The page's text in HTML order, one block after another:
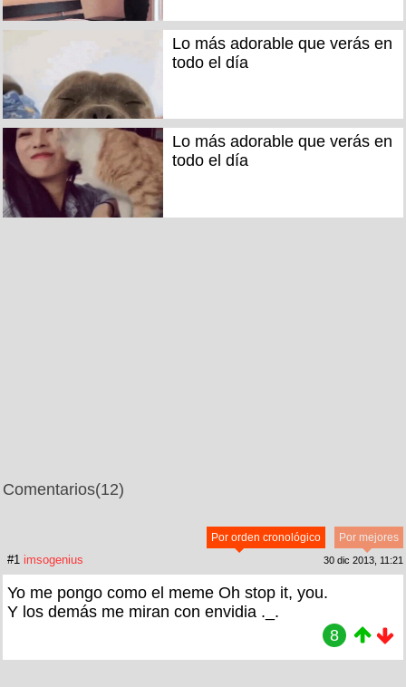
Lo más adorable que verás en
todo el día
Lo más adorable que verás en
todo el día
Comentarios(12)
Por mejores
Por orden cronológico
#1 imsogenius 30 dic 2013, 11:21
Yo me pongo como el meme Oh stop it, you.
Y los demás me miran con envidia ._.
8